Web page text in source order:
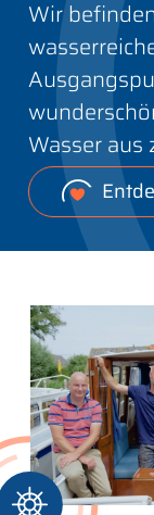
Wir
Wasser aus